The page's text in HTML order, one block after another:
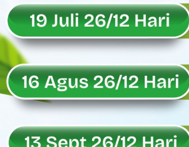
Soal Isu Kejati Sumatera Barat Jemput Mahasiswa
Danrem 032/Wbr: Jadikan Pengabdian sebagai
Ini Penjelasan Kejaksaan Tinggi Sumatera Barat
Rahmat Saleh Ingatkan Agrinas soal Defisit
Danrem 032/Wbr Kunjungi Kodim 0311/Pesisir
Sita Uang Tunai Rp 3 M terkait Kasus Dermaga
Rahmat Saleh Sebut Langkah Dony Oskaria Audit